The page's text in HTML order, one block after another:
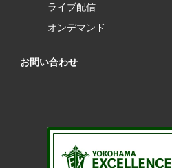
ライブ配信
オンデマンド
お問い合わせ